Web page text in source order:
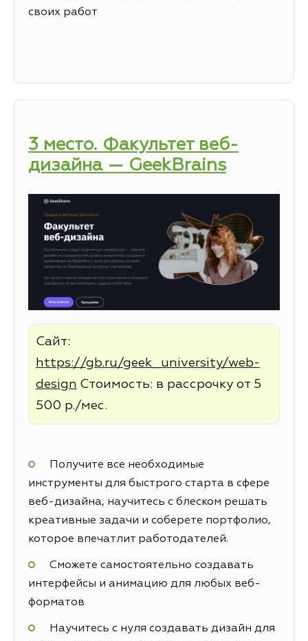
своих работ
3 место. Факультет веб-
дизайна — GeekBrains
Сайт:
https://gb.ru/geek_university/web-
design Стоимость: в рассрочку от 5
500 р./мес.
Получите все необходимые
инструменты для быстрого старта в сфере
веб-дизайна, научитесь с блеском решать
креативные задачи и соберете портфолио,
которое впечатлит работодателей.
Сможете самостоятельно создавать
интерфейсы и анимацию для любых веб-
форматов
Научитесь с нуля создавать дизайн для